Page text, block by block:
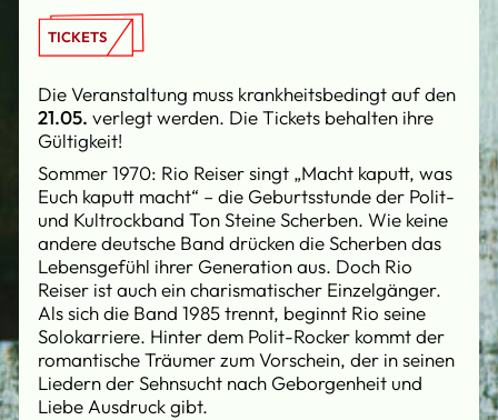
TICKETS
Die Veranstaltung muss krankheitsbedingt auf den
21.05. verlegt werden. Die Tickets behalten ihre
Gültigkeit!
Sommer 1970: Rio Reiser singt „Macht kaputt, was
Euch kaputt macht“ – die Geburtsstunde der Polit-
und Kultrockband Ton Steine Scherben. Wie keine
andere deutsche Band drücken die Scherben das
Lebensgefühl ihrer Generation aus. Doch Rio
Reiser ist auch ein charismatischer Einzelgänger.
Als sich die Band 1985 trennt, beginnt Rio seine
Solokarriere. Hinter dem Polit-Rocker kommt der
romantische Träumer zum Vorschein, der in seinen
Liedern der Sehnsucht nach Geborgenheit und
Liebe Ausdruck gibt.